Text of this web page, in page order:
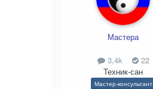
Мастера
3,4k
22
Техник-сан
Мастер-консультант